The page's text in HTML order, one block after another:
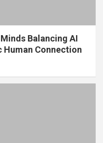
Balancing AI
Connection